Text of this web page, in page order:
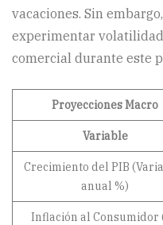
vacaciones. Sin
experimentar
comercial durante este
Proyecciones Macro
Variable
Crecimiento del PIB
anual %)
Inflación al Consumidor